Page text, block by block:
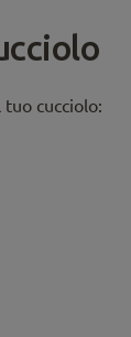
cucciolo: